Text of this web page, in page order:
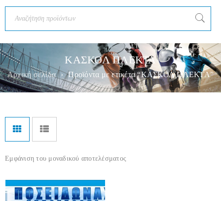
ΚΑΣΚΟΛ ΠΛΕΚΤΑ
Αρχική σελίδα › Προϊόντα με ετικέτα “ΚΑΣΚΟΛ ΠΛΕΚΤΑ”
Εμφάνιση του μοναδικού αποτελέσματος